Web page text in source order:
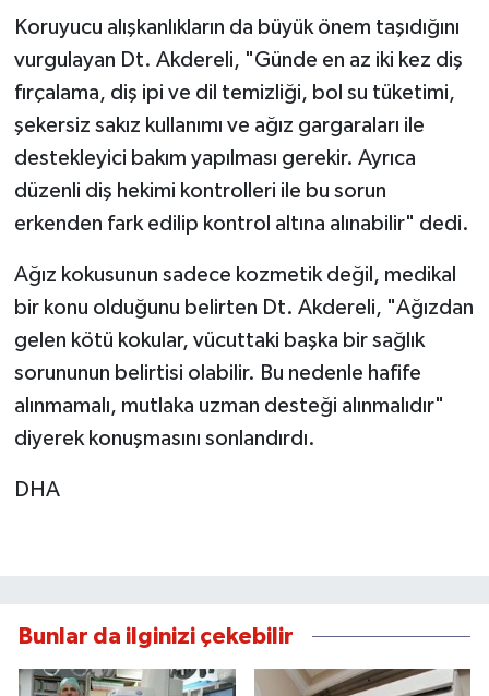
Koruyucu alışkanlıkların da büyük önem taşıdığını
vurgulayan Dt. Akdereli, "Günde en az iki kez diş
fırçalama, diş ipi ve dil temizliği, bol su tüketimi,
şekersiz sakız kullanımı ve ağız gargaraları ile
destekleyici bakım yapılması gerekir. Ayrıca
düzenli diş hekimi kontrolleri ile bu sorun
erkenden fark edilip kontrol altına alınabilir" dedi.
Ağız kokusunun sadece kozmetik değil, medikal
bir konu olduğunu belirten Dt. Akdereli, "Ağızdan
gelen kötü kokular, vücuttaki başka bir sağlık
sorununun belirtisi olabilir. Bu nedenle hafife
alınmamalı, mutlaka uzman desteği alınmalıdır"
diyerek konuşmasını sonlandırdı.
DHA
Bunlar da ilginizi çekebilir